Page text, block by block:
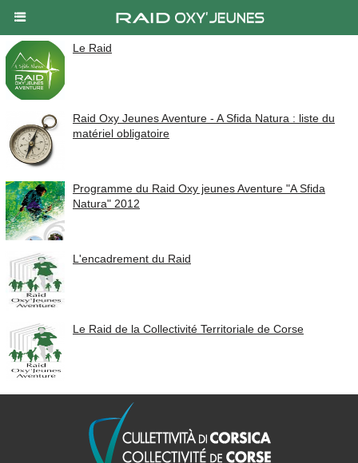
Le Raid
Raid Oxy Jeunes Aventure - A Sfida Natura : liste du
matériel obligatoire
Programme du Raid Oxy jeunes Aventure "A Sfida
Natura" 2012
L'encadrement du Raid
Le Raid de la Collectivité Territoriale de Corse